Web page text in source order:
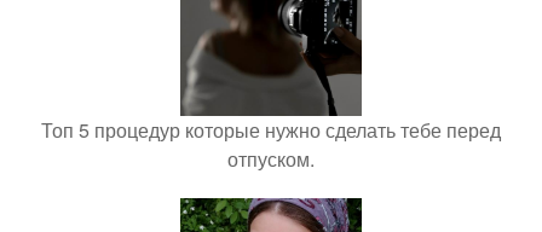
Топ 5 процедур которые нужно сделать тебе перед
отпуском.